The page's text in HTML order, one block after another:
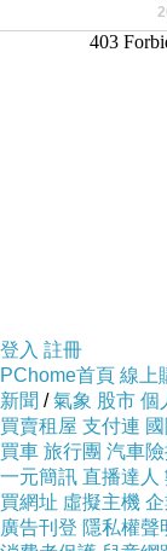
登入 註冊
PChome首頁 線上
新聞 /氣象 股市 個
買賣租屋 支付連
買車 旅行團 汽車
一元簡訊 直播達人
買網址 虛擬主機
廣告刊登 隱私權聲